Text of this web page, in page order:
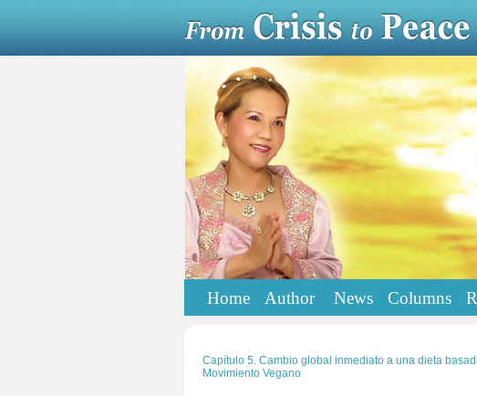
Home Author News Columns
Capítulo 5. Cambio global inmediato a una dieta
Movimiento Vegano